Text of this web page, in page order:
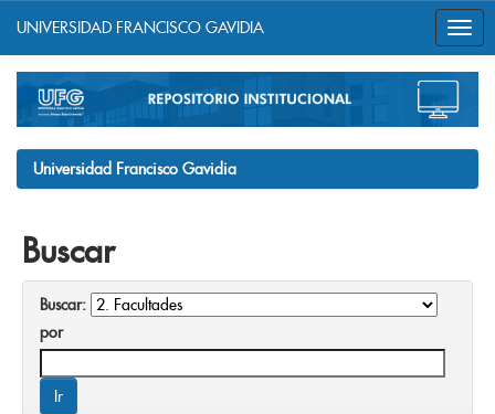
navigation
UNIVERSIDAD FRANCISCO GAVIDIA
Universidad Francisco Gavidia
Buscar
Buscar:
por